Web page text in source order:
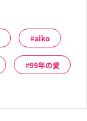
aiko
99年の愛